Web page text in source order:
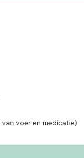
voer en medicatie)